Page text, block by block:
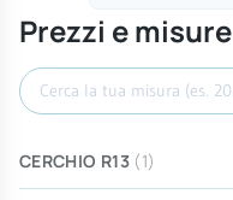
Prezzi e misure
Cerca misura
CERCHIO R13 (1)